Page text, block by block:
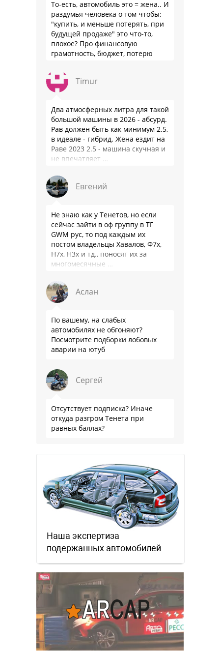
То-есть, автомобиль это = жена.. И
раздумья человека о том чтобы:
"купить, и меньше потерять, при
будущей продаже" это что-то,
плохое? Про финансовую
грамотность, бюджет, потерю
слышали?
Timur
Два атмосферных литра для такой
большой машины в 2026 - абсурд.
Рав должен быть как минимум 2.5,
в идеале - гибрид. Жена ездит на
Раве 2023 2.5 - машина скучная и
не впечатляет …
Евгений
Не знаю как у Тенетов, но если
сейчас зайти в оф группу в ТГ
GWM рус, то под каждым их
постом владельцы Хавалов, Ф7х,
Н7х, Н3х и тд., поносят их за
многомесячные …
Аслан
По вашему, на слабых
автомобилях не обгоняют?
Посмотрите подборки лобовых
аварии на ютуб
Сергей
Отсутствует подписка? Иначе
откуда разгром Тенета при
равных баллах?
Наша экспертиза
подержанных автомобилей